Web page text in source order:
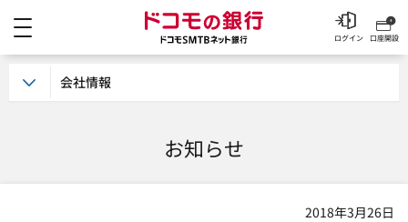
ドコモの銀行 ドコモ
口座開設
ログイン
お知らせ
2018年3月26日
会社情報